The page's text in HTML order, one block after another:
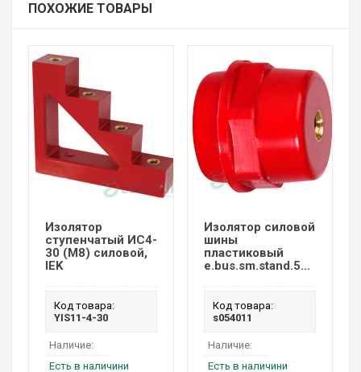
ПОХОЖИЕ ТОВАРЫ
Изолятор
ступенчатый ИС4-
30 (М8) силовой,
IEK
Код товара:
YIS11-4-30
Наличие:
Есть в наличини
Изолятор силовой
шины
пластиковый
e.bus.sm.stand.5...
Код товара:
s054011
Наличие:
Есть в наличини